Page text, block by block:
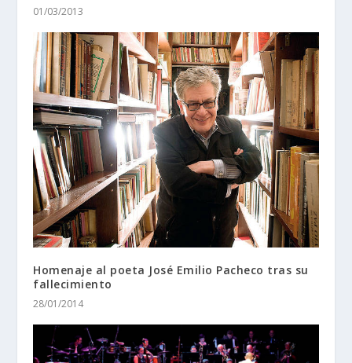
01/03/2013
Homenaje al poeta José Emilio Pacheco tras su
fallecimiento
28/01/2014